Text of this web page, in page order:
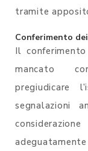
tramite
Conferimento
Il
mancato
pregiudicare
segnalazioni